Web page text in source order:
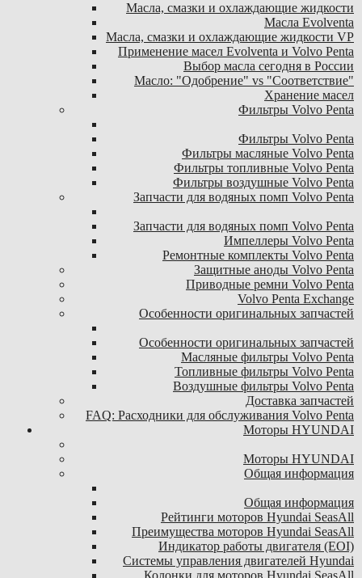
Масла, смазки и охлаждающие жидкости
Масла Evolventa
Масла, смазки и охлаждающие жидкости VP
Применение масел Evolventa и Volvo Penta
Выбор масла сегодня в России
Масло: "Одобрение" vs "Соответствие"
Хранение масел
Фильтры Volvo Penta
Фильтры Volvo Penta
Фильтры масляные Volvo Penta
Фильтры топливные Volvo Penta
Фильтры воздушные Volvo Penta
Запчасти для водяных помп Volvo Penta
Запчасти для водяных помп Volvo Penta
Импеллеры Volvo Penta
Ремонтные комплекты Volvo Penta
Защитные аноды Volvo Penta
Приводные ремни Volvo Penta
Volvo Penta Exchange
Особенности оригинальных запчастей
Особенности оригинальных запчастей
Масляные фильтры Volvo Penta
Топливные фильтры Volvo Penta
Воздушные фильтры Volvo Penta
Доставка запчастей
FAQ: Расходники для обслуживания Volvo Penta
Моторы HYUNDAI
Моторы HYUNDAI
Общая информация
Общая информация
Рейтинги моторов Hyundai SeasAll
Преимущества моторов Hyundai SeasAll
Индикатор работы двигателя (EOI)
Системы управления двигателей Hyundai
Колонки для моторов Hyundai SeasAll